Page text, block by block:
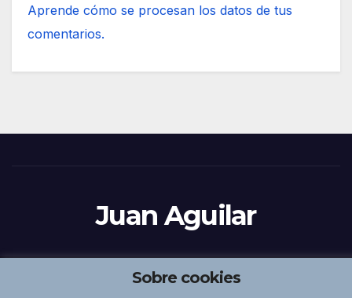
Aprende cómo se procesan los datos de tus
comentarios.
Juan Aguilar
Funciona gracias a WordPress| Tema:Newsup
Sobre cookies